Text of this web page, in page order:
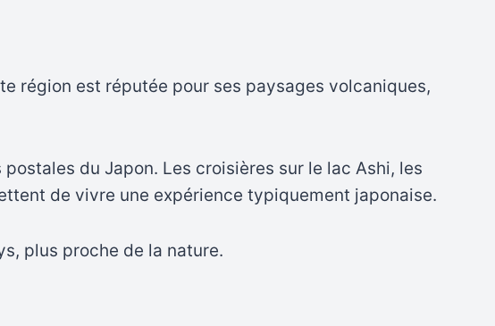
région est réputée pour ses paysages volcaniques,
du Japon. Les croisières sur le lac Ashi, les
de vivre une expérience typiquement japonaise.
plus proche de la nature.